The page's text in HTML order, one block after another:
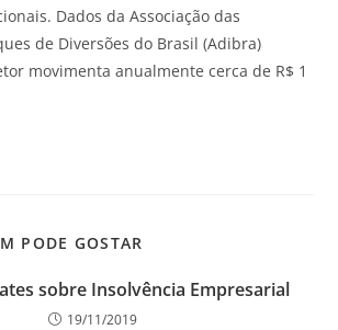
Dados da Associação das
de Diversões do Brasil (Adibra)
movimenta anualmente cerca de R$ 1
PODE GOSTAR
sobre Insolvência Empresarial
19/11/2019